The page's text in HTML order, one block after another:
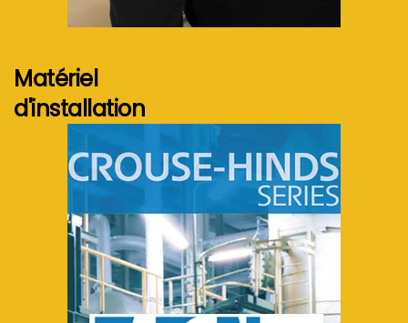
Voir plus...
Matériel
d'installation